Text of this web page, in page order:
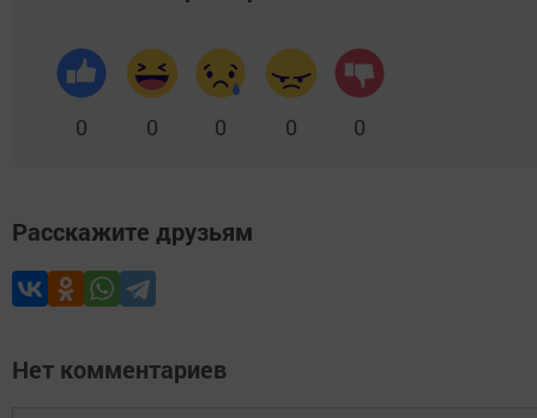
0 0 0 0 0
Расскажите друзьям
Нет комментариев